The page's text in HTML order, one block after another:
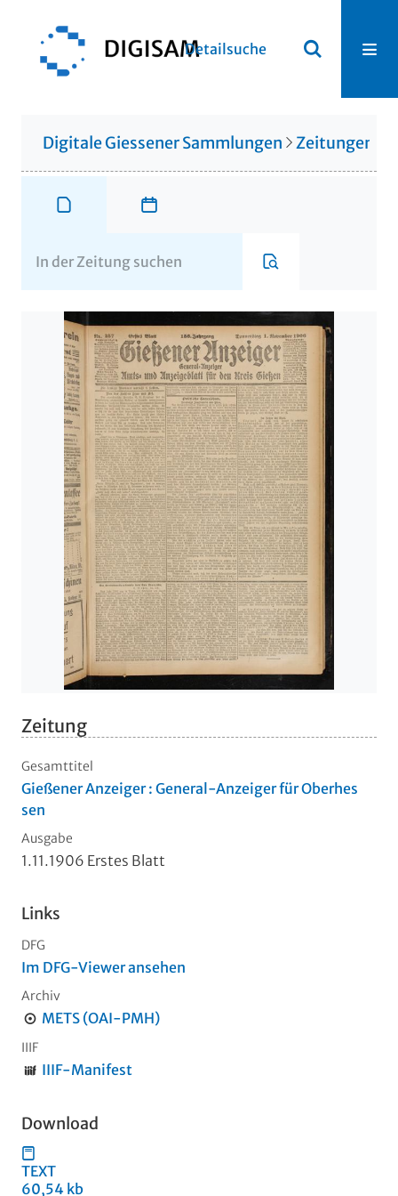
Detailsuche
Digitale Giessener Sammlungen Zeitungen
Zeitung
Gesamttitel
Gießener Anzeiger : General-Anzeiger für Oberhes
sen
Ausgabe
1.11.1906 Erstes Blatt
Links
DFG
Im DFG-Viewer ansehen
Archiv
METS (OAI-PMH)
IIIF
IIIF-Manifest
Download
TEXT
60,54 kb